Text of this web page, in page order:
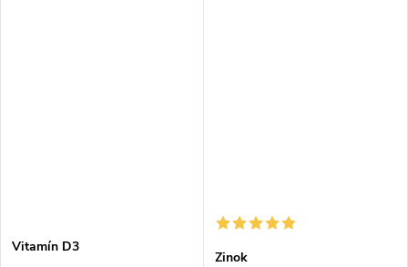
Vitamín D3
Zinok